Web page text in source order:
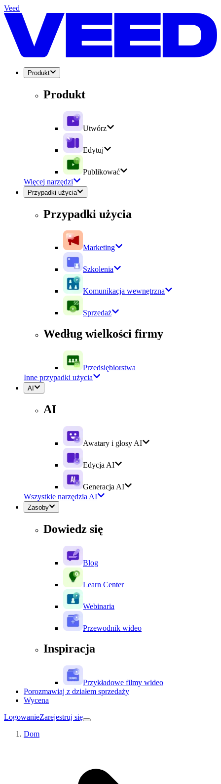
Veed
Produkt
Produkt
Utwórz
Edytuj
Publikować
Więcej narzędzi
Przypadki użycia
Przypadki użycia
Marketing
Szkolenia
Komunikacja wewnętrzna
Sprzedaż
Według wielkości firmy
Przedsiębiorstwa
Inne przypadki użycia
AI
AI
Awatary i głosy AI
Edycja AI
Generacja AI
Wszystkie narzędzia AI
Zasoby
Dowiedz się
Blog
Learn Center
Webinaria
Przewodnik wideo
Inspiracja
Przykładowe filmy wideo
Porozmawiaj z działem sprzedaży
Wycena
LogowanieZarejestruj się
Dom